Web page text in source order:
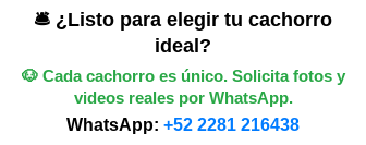
🛎️ ¿Listo para elegir tu cachorro
ideal?
🐶 Cada cachorro es único. Solicita fotos y
videos reales por WhatsApp.
WhatsApp: +52 2281 216438